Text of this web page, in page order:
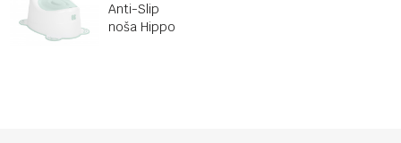
Anti-Slip
noša Hippo